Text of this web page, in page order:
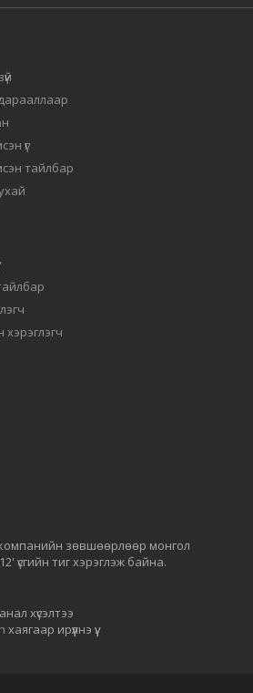
үг
тайлбар
зөвшөөрлөөр монгол
үсгийн тиг хэрэглэж байна.
хүсэлтээ
хаягаар ирүүлнэ үү.